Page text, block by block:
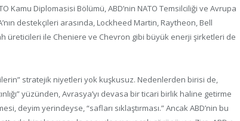
Kamu Diplomasisi Bölümü, ABD’nin NATO Temsilciliği ve Avrupa
destekçileri arasında, Lockheed Martin, Raytheon, Bell
üreticileri ile Cheniere ve Chevron gibi büyük enerji şirketleri de
stratejik niyetleri yok kuşkusuz. Nedenlerden birisi de,
yüzünden, Avrasya’yı devasa bir ticari birlik haline getirme
deyim yerindeyse, “safları sıklaştırması.” Ancak ABD’nin bu